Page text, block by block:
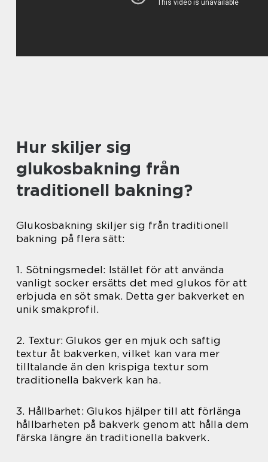
Hur skiljer sig
glukosbakning från
traditionell bakning?
Glukosbakning skiljer sig från traditionell
bakning på flera sätt:
1. Sötningsmedel: Istället för att använda
vanligt socker ersätts det med glukos för att
erbjuda en söt smak. Detta ger bakverket en
unik smakprofil.
2. Textur: Glukos ger en mjuk och saftig
textur åt bakverken, vilket kan vara mer
tilltalande än den krispiga textur som
traditionella bakverk kan ha.
3. Hållbarhet: Glukos hjälper till att förlänga
hållbarheten på bakverk genom att hålla dem
färska längre än traditionella bakverk.